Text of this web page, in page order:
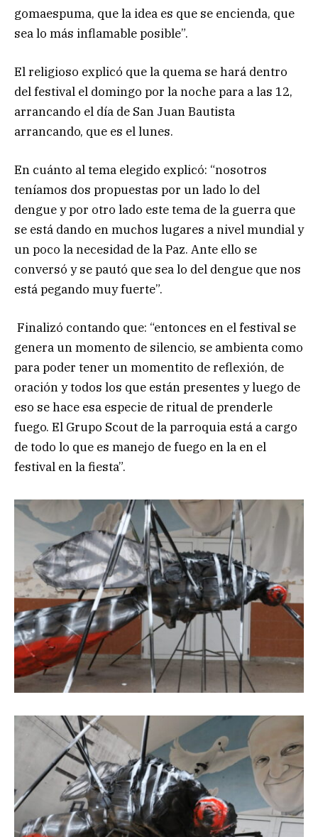
gomaespuma, que la idea es que se encienda, que
sea lo más inflamable posible”.
El religioso explicó que la quema se hará dentro
del festival el domingo por la noche para a las 12,
arrancando el día de San Juan Bautista
arrancando, que es el lunes.
En cuánto al tema elegido explicó: “nosotros
teníamos dos propuestas por un lado lo del
dengue y por otro lado este tema de la guerra que
se está dando en muchos lugares a nivel mundial y
un poco la necesidad de la Paz. Ante ello se
conversó y se pautó que sea lo del dengue que nos
está pegando muy fuerte”.
Finalizó contando que: “entonces en el festival se
genera un momento de silencio, se ambienta como
para poder tener un momentito de reflexión, de
oración y todos los que están presentes y luego de
eso se hace esa especie de ritual de prenderle
fuego. El Grupo Scout de la parroquia está a cargo
de todo lo que es manejo de fuego en la en el
festival en la fiesta”.